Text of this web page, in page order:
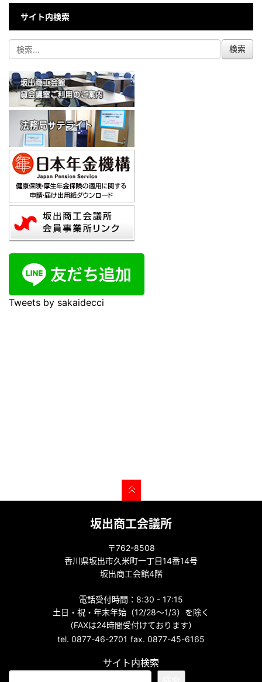
サイト内検索
Tweets by sakaidecci
坂出商工会議所
〒762-8508
香川県坂出市久米町一丁目14番14号
坂出商工会館4階
電話受付時間：8:30 - 17:15
土日・祝・年末年始（12/28～1/3）を除く
（FAXは24時間受付けております）
tel. 0877-46-2701 fax. 0877-45-6165
サイト内検索